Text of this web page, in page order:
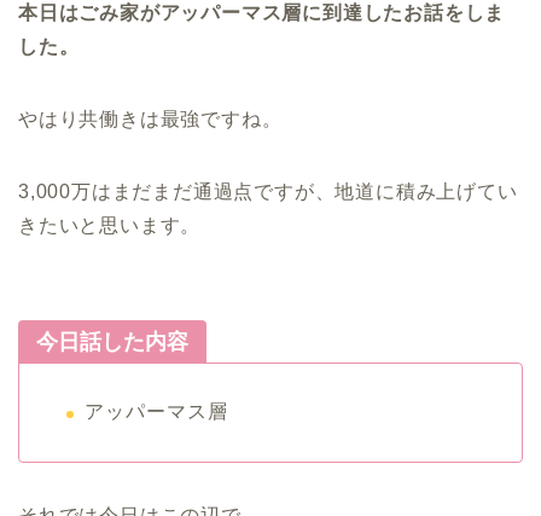
本日はごみ家がアッパーマス層に到達したお話をしま
した。
やはり共働きは最強ですね。
3,000万はまだまだ通過点ですが、地道に積み上げてい
きたいと思います。
今日話した内容
アッパーマス層